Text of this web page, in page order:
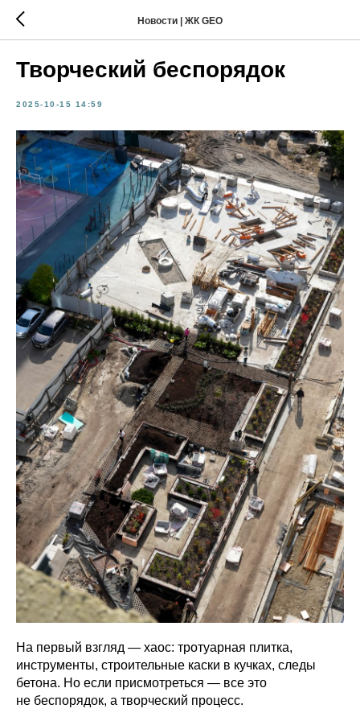
Новости | ЖК GEO
Творческий беспорядок
2025-10-15 14:59
На первый взгляд — хаос: тротуарная плитка,
инструменты, строительные каски в кучках, следы
бетона. Но если присмотреться — все это
не беспорядок, а творческий процесс.